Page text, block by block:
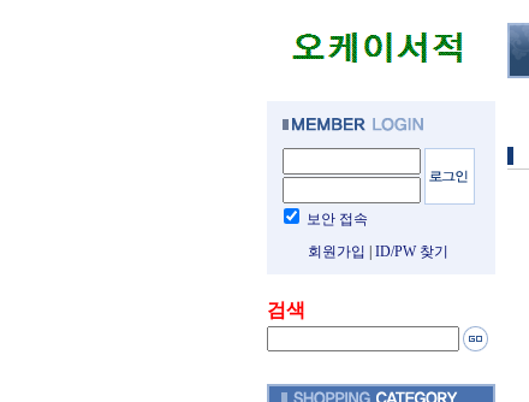
보안 접속
회원가입
ID/PW 찾기
검색